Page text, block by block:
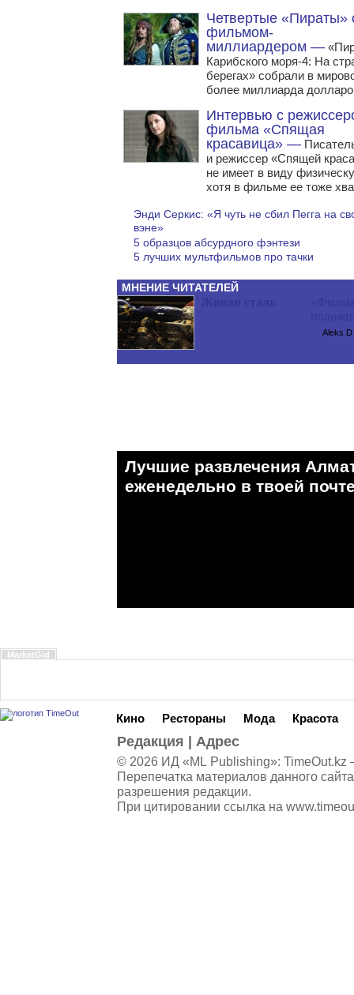
Четвертые «Пираты»
фильмом-
миллиардером —
Карибского моря-4: На
берегах» собрали в
более миллиарда
Интервью с
фильма «Спящая
красавица» —
и режиссер «Спящей
не имеет в виду
хотя в фильме ее тоже
Энди Серкис: «Я чуть не сбил Пегга на
вэне»
5 образцов абсурдного фэнтези
5 лучших мультфильмов про тачки
МНЕНИЕ ЧИТАТЕЛЕЙ
Aleks D
Лучшие развлечения
eженедельно в твоей
MarketGid
Кино Рестораны Мода Красота
Редакция Адрес
© 2026 ИД «ML Publishing»: TimeOut.kz
Перепечатка материалов данного
разрешения редакции.
При цитировании ссылка на